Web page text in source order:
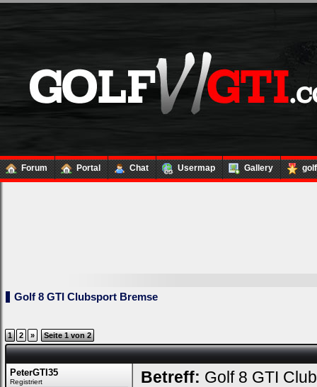
Forum Portal Chat Usermap Gallery
Golf 8 GTI Clubsport Bremse
1 2 » Seite 1 von 2
PeterGTI35
Registriert Betreff: Golf 8 GTI